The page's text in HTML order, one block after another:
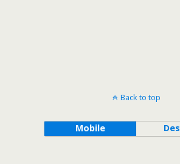
Back to top
Mobile